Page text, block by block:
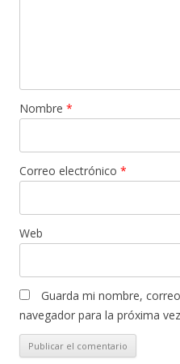
Nombre *
Correo electrónico *
Web
Guarda mi nombre,
navegador para la próxima